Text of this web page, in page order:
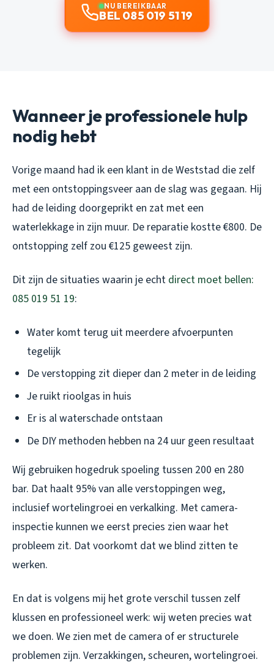
NU BEREIKBAAR
BEL 085 019 51 19
Wanneer je professionele hulp
nodig hebt
Vorige maand had ik een klant in de Weststad die zelf
met een ontstoppingsveer aan de slag was gegaan. Hij
had de leiding doorgeprikt en zat met een
waterlekkage in zijn muur. De reparatie kostte €800. De
ontstopping zelf zou €125 geweest zijn.
Dit zijn de situaties waarin je echt direct moet bellen:
085 019 51 19:
Water komt terug uit meerdere afvoerpunten
tegelijk
De verstopping zit dieper dan 2 meter in de leiding
Je ruikt rioolgas in huis
Er is al waterschade ontstaan
De DIY methoden hebben na 24 uur geen resultaat
Wij gebruiken hogedruk spoeling tussen 200 en 280
bar. Dat haalt 95% van alle verstoppingen weg,
inclusief wortelingroei en verkalking. Met camera-
inspectie kunnen we eerst precies zien waar het
probleem zit. Dat voorkomt dat we blind zitten te
werken.
En dat is volgens mij het grote verschil tussen zelf
klussen en professioneel werk: wij weten precies wat
we doen. We zien met de camera of er structurele
problemen zijn. Verzakkingen, scheuren, wortelingroei.